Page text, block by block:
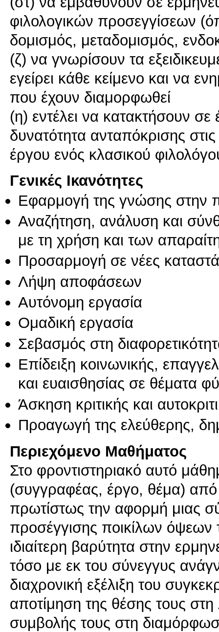
φιλολογικών προσεγγίσεων
δομισμός, μεταδομισμός,
(ζ) να γνωρίσουν τα
εγείρει κάθε κείμενο και να
που έχουν διαμορφωθεί
(η) εντέλει να κατακτήσουν σε
δυνατότητα ανταπόκρισης
έργου ενός κλασικού
Γενικές Ικανότητες
Εφαρμογή της γνώσης στην
Αναζήτηση, ανάλυση και
με τη χρήση και των
Προσαρμογή σε νέες
Λήψη αποφάσεων
Αυτόνομη εργασία
Ομαδική εργασία
Σεβασμός στη
Επίδειξη κοινωνικής,
και ευαισθησίας σε θέματα
Άσκηση κριτικής και
Προαγωγή της ελεύθερης,
Περιεχόμενο Μαθήματος
Στο φροντιστηριακό αυτό
(συγγραφέας, έργο, θέμα) από
πρωτίστως την αφορμή μιας
προσέγγισης ποικίλων όψεων
ιδιαίτερη βαρύτητα στην
τόσο με εκ του σύνεγγυς
διαχρονική εξέλιξη του
αποτίμηση της θέσης τους στη
συμβολής τους στη